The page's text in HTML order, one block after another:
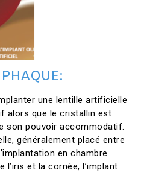
une lentille artificielle
alors que le cristallin est
son pouvoir accommodatif.
généralement placé entre
en chambre
l’iris et la cornée, l’implant